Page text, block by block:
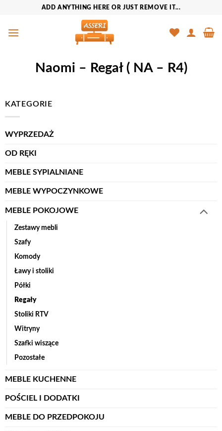
zawartości
ADD ANYTHING HERE OR JUST REMOVE IT...
Naomi – Regał ( NA – R4)
KATEGORIE
WYPRZEDAŻ
OD RĘKI
MEBLE SYPIALNIANE
MEBLE WYPOCZYNKOWE
MEBLE POKOJOWE
Zestawy mebli
Szafy
Komody
Ławy i stoliki
Półki
Regały
Stoliki RTV
Witryny
Szafki wiszące
Pozostałe
MEBLE KUCHENNE
POŚCIEL I DODATKI
MEBLE DO PRZEDPOKOJU